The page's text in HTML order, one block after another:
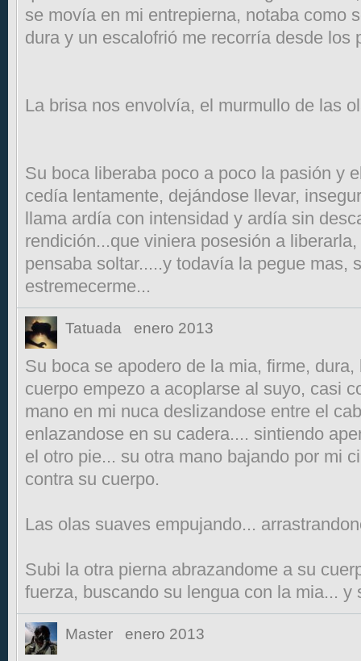
se movía en mi entrepierna, notaba como
dura y un escalofrió me recorría desde los
La brisa nos envolvía, el murmullo de las
Su boca liberaba poco a poco la pasión y
cedía lentamente, dejándose llevar,
llama ardía con intensidad y ardía sin
rendición...que viniera posesión a
pensaba soltar.....y todavía la pegue mas,
estremecerme...
Tatuada enero 2013
Su boca se apodero de la mia, firme,
cuerpo empezo a acoplarse al suyo, casi
mano en mi nuca deslizandose entre el
enlazandose en su cadera.... sintiendo
el otro pie... su otra mano bajando por mi
contra su cuerpo.
Las olas suaves empujando...
Subi la otra pierna abrazandome a su
fuerza, buscando su lengua con la mia... y
Master enero 2013